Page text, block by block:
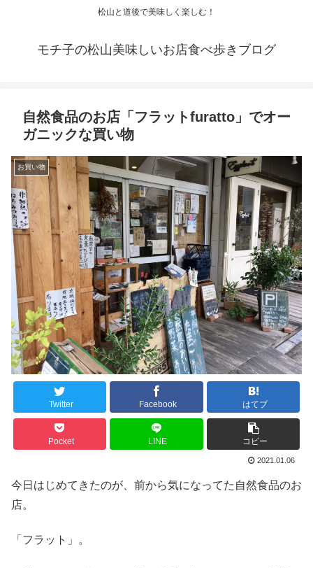
松山と道後で美味しく楽しむ！
モチ子の松山美味しいお店食べ歩きブログ
自然食品のお店「フラットfuratto」でオー
ガニックな買い物
お買い物
Twitter Facebook はてブ
Pocket LINE コピー
2021.01.06
今日はじめてきたのが、前から気になってた自然食品のお
店。
「フラット」。